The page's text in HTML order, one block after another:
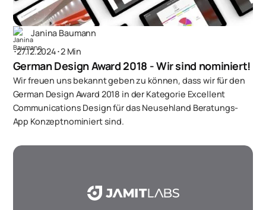
Janina Baumann
･27.12.2024･2 Min
German Design Award 2018 - Wir sind nominiert!
Wir freuen uns bekannt geben zu können, dass wir für den
German Design Award 2018 in der Kategorie Excellent
Communications Design für das Neusehland Beratungs-
App Konzeptnominiert sind.